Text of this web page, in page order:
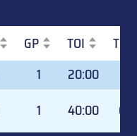
GP TOI
GP TOI
1 20:00
1 40:00